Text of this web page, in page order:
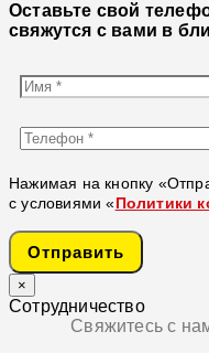
Оставьте свой
свяжутся с вами в
Нажимая на кнопку
с условиями « Политики
Отправить
×
Сотрудничество
Свяжитесь с